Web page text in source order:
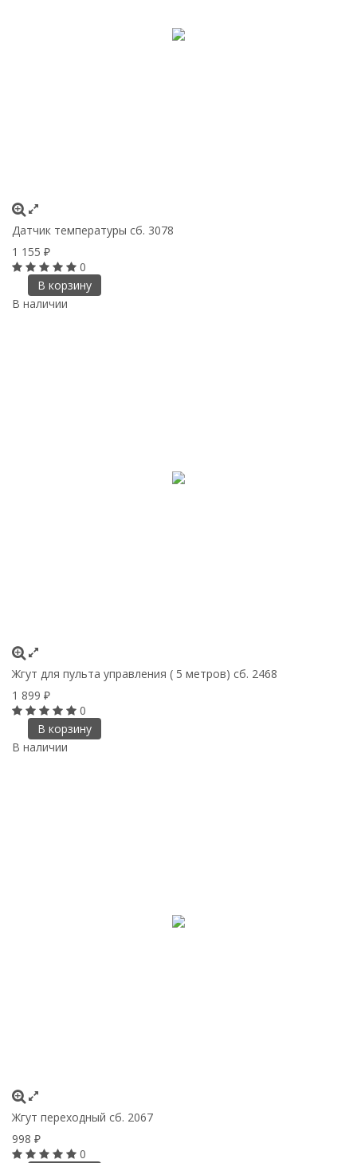
Датчик температуры сб. 3078
1 155 ₽
0
В корзину
В наличии
Жгут для пульта управления ( 5 метров) сб. 2468
1 899 ₽
0
В корзину
В наличии
Жгут переходный сб. 2067
998 ₽
0